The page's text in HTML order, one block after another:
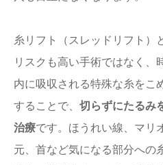
糸リフト（スレッドリフト）
リスクも高い手術ではなく、
内に吸収される特殊な糸をこ
することで、 切らずにたるみ
治療です。ほうれい線、マリ
元、首など気になる部分への